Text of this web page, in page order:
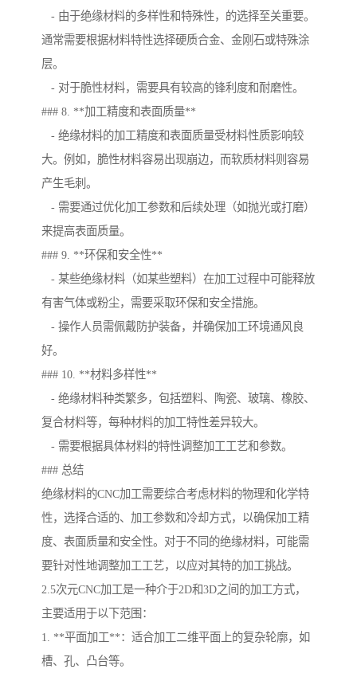
- 由于绝缘材料的多样性和特殊性，的选择至关重要。
通常需要根据材料特性选择硬质合金、金刚石或特殊涂
层。
- 对于脆性材料，需要具有较高的锋利度和耐磨性。
### 8. **加工精度和表面质量**
- 绝缘材料的加工精度和表面质量受材料性质影响较
大。例如，脆性材料容易出现崩边，而软质材料则容易
产生毛刺。
- 需要通过优化加工参数和后续处理（如抛光或打磨）
来提高表面质量。
### 9. **环保和安全性**
- 某些绝缘材料（如某些塑料）在加工过程中可能释放
有害气体或粉尘，需要采取环保和安全措施。
- 操作人员需佩戴防护装备，并确保加工环境通风良
好。
### 10. **材料多样性**
- 绝缘材料种类繁多，包括塑料、陶瓷、玻璃、橡胶、
复合材料等，每种材料的加工特性差异较大。
- 需要根据具体材料的特性调整加工工艺和参数。
### 总结
绝缘材料的CNC加工需要综合考虑材料的物理和化学特
性，选择合适的、加工参数和冷却方式，以确保加工精
度、表面质量和安全性。对于不同的绝缘材料，可能需
要针对性地调整加工工艺，以应对其特的加工挑战。
2.5次元CNC加工是一种介于2D和3D之间的加工方式，
主要适用于以下范围：
1. **平面加工**：适合加工二维平面上的复杂轮廓，如
槽、孔、凸台等。